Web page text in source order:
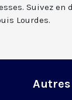
Suivez en
Lourdes.
Autres